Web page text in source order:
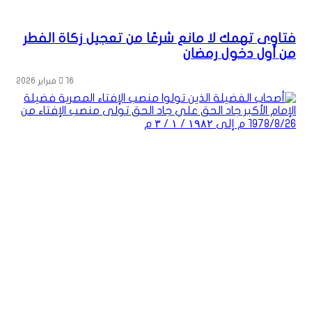
فتاوى تهمك لا مانع شرعًا من تعجيل زكاة الفطر
من أول دخول رمضان
16 فبراير 2026